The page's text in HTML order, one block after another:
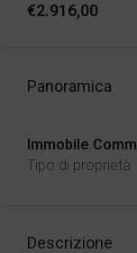
€2.916,00
Panoramica
Immobile
Tipo di proprietà
Descrizione